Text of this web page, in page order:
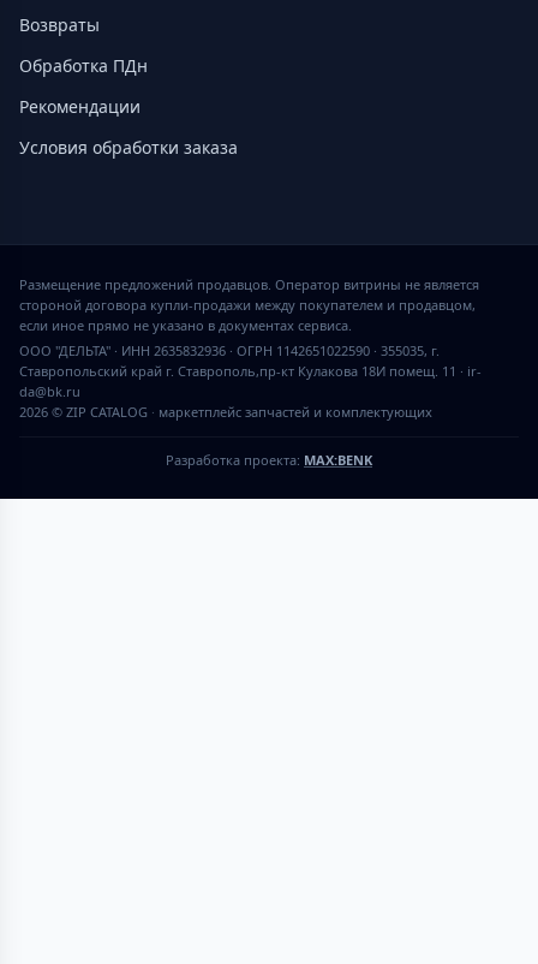
Возвраты
Обработка ПДн
Рекомендации
Условия обработки заказа
2026 © ZIP CATALOG · маркетплейс запчастей и комплектующих
Размещение предложений продавцов. Оператор витрины не является
стороной договора купли-продажи между покупателем и продавцом,
если иное прямо не указано в документах сервиса.
ООО "ДЕЛЬТА" · ИНН 2635832936 · ОГРН 1142651022590 · 355035, г.
Ставропольский край г. Ставрополь,пр-кт Кулакова 18И помещ. 11 · ir-
da@bk.ru
Разработка проекта: MAX:BENK